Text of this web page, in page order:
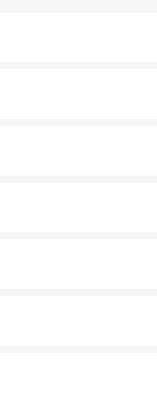
カーズは地元の風情を楽しめ